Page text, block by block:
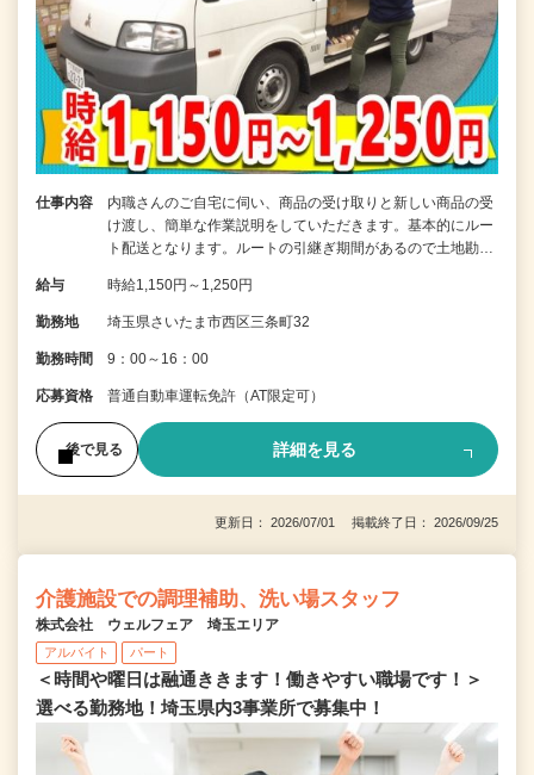
仕事内容
内職さんのご自宅に伺い、商品の受け取りと新しい商品の受
け渡し、簡単な作業説明をしていただきます。基本的にルー
ト配送となります。ルートの引継ぎ期間があるので土地勘…
給与 時給1,150円～1,250円
勤務地 埼玉県さいたま市西区三条町32
勤務時間 9：00～16：00
応募資格 普通自動車運転免許（AT限定可）
後で見る 詳細を見る
更新日： 2026/07/01 掲載終了日： 2026/09/25
介護施設での調理補助、洗い場スタッフ
株式会社 ウェルフェア 埼玉エリア
アルバイト パート
＜時間や曜日は融通ききます！働きやすい職場です！＞
選べる勤務地！埼玉県内3事業所で募集中！